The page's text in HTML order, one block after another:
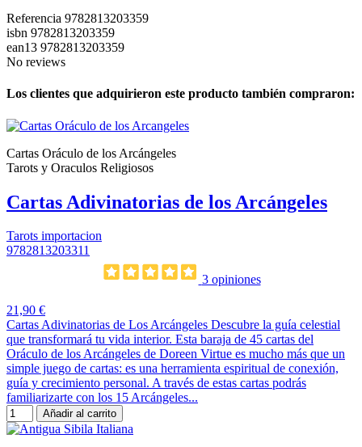
Referencia 9782813203359
isbn 9782813203359
ean13 9782813203359
No reviews
Los clientes que adquirieron este producto también compraron:
Cartas Oráculo de los Arcángeles
Tarots y Oraculos Religiosos
Cartas Adivinatorias de los Arcángeles
Tarots importacion
9782813203311
3 opiniones
21,90 €
Cartas Adivinatorias de Los Arcángeles Descubre la guía celestial
que transformará tu vida interior. Esta baraja de 45 cartas del
Oráculo de los Arcángeles de Doreen Virtue es mucho más que un
simple juego de cartas: es una herramienta espiritual de conexión,
guía y crecimiento personal. A través de estas cartas podrás
familiarizarte con los 15 Arcángeles...
Añadir al carrito